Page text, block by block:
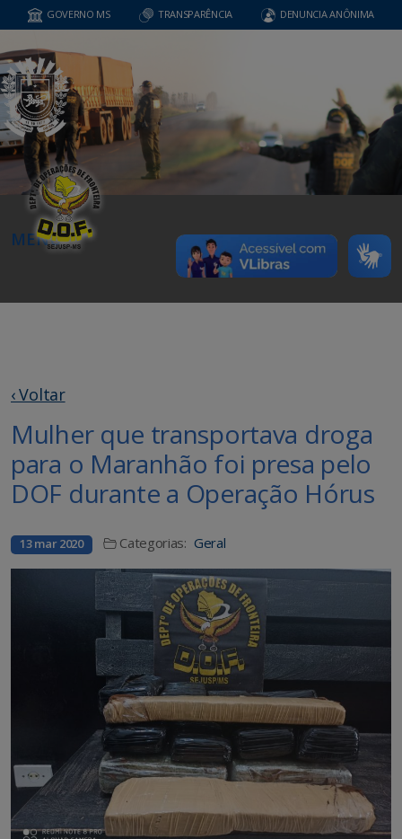
GOVERNO MS TRANSPARÊNCIA DENUNCIA ANÔNIMA
MENU
‹ Voltar
Mulher que transportava droga
para o Maranhão foi presa pelo
DOF durante a Operação Hórus
13 mar 2020 Categorias: Geral